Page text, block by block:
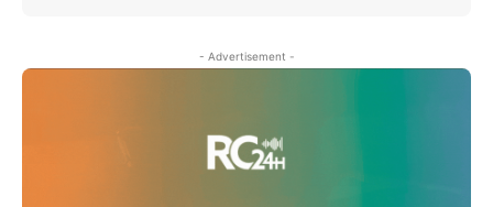
- Advertisement -